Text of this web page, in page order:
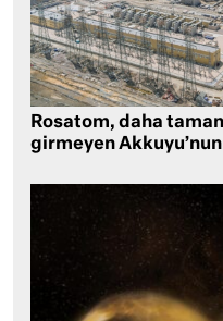
Rosatom, daha
girmeyen